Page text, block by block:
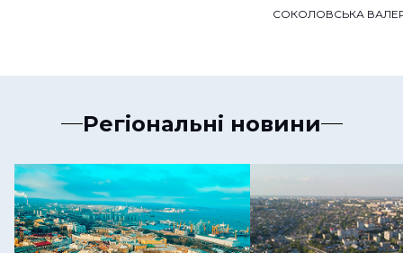
СОКОЛОВСЬКА
Регіональні новини